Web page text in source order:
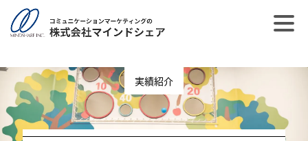
post_type = post
実績紹介